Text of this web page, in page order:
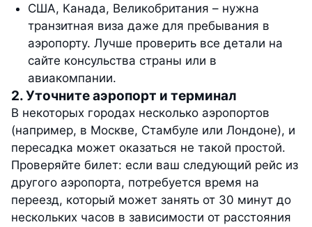
США, Канада, Великобритания – нужна
транзитная виза даже для пребывания в
аэропорту. Лучше проверить все детали на
сайте консульства страны или в
авиакомпании.
2. Уточните аэропорт и терминал
В некоторых городах несколько аэропортов
(например, в Москве, Стамбуле или Лондоне), и
пересадка может оказаться не такой простой.
Проверяйте билет: если ваш следующий рейс из
другого аэропорта, потребуется время на
переезд, который может занять от 30 минут до
нескольких часов в зависимости от расстояния